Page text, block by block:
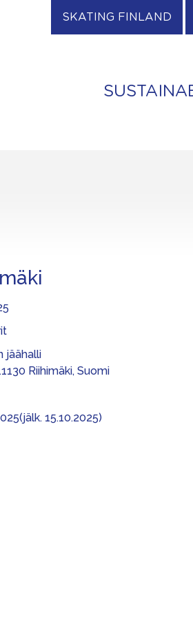
SKATING FINLAND
jäähalli
Riihimäki, Suomi
15.10.2025)